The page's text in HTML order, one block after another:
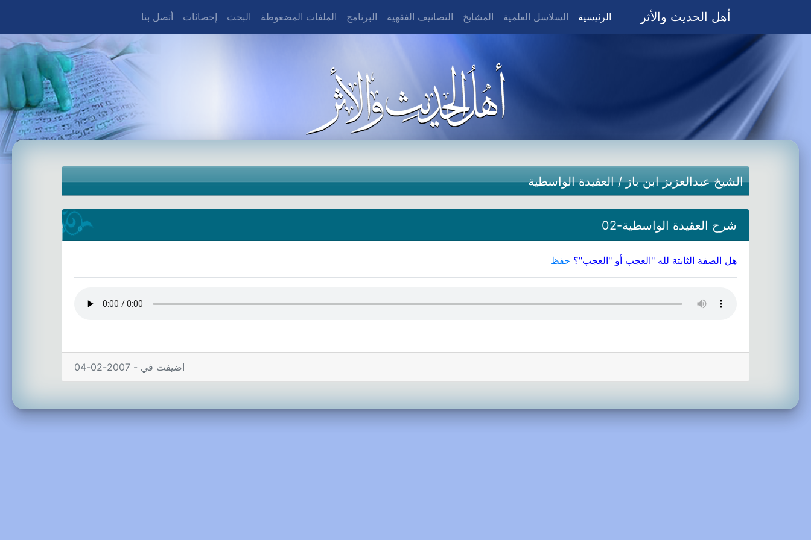
أهل الحديث والأثر الرئيسية السلاسل العلمية المشايخ التصانيف الفقهية البرنامج الملفات المضغوطة البحث إحصائات أتصل بنا
الشيخ عبدالعزيز ابن باز/العقيدة الواسطية
شرح العقيدة الواسطية-02
هل الصفة الثابتة لله "العجب أو "العجب"؟ حفظ
اضيفت في - 2007-02-04